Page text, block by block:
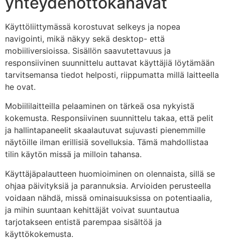
Käyttöliittymässä korostuvat selkeys ja nopea
navigointi, mikä näkyy sekä desktop- että
mobiiliversioissa. Sisällön saavutettavuus ja
responsiivinen suunnittelu auttavat käyttäjiä löytämään
tarvitsemansa tiedot helposti, riippumatta millä laitteella
he ovat.
Mobiililaitteilla pelaaminen on tärkeä osa nykyistä
kokemusta. Responsiivinen suunnittelu takaa, että pelit
ja hallintapaneelit skaalautuvat sujuvasti pienemmille
näytöille ilman erillisiä sovelluksia. Tämä mahdollistaa
tilin käytön missä ja milloin tahansa.
Käyttäjäpalautteen huomioiminen on olennaista, sillä se
ohjaa päivityksiä ja parannuksia. Arvioiden perusteella
voidaan nähdä, missä ominaisuuksissa on potentiaalia,
ja mihin suuntaan kehittäjät voivat suuntautua
tarjotakseen entistä parempaa sisältöä ja
käyttökokemusta.